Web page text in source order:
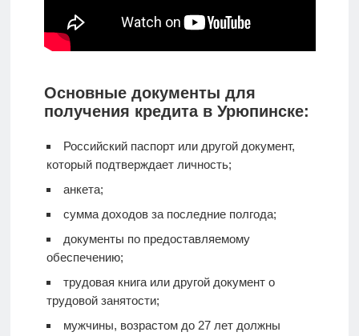
Основные документы для
получения кредита в Урюпинске:
Российский паспорт или другой документ,
который подтверждает личность;
анкета;
сумма доходов за последние полгода;
документы по предоставляемому
обеспечению;
трудовая книга или другой документ о
трудовой занятости;
мужчины, возрастом до 27 лет должны